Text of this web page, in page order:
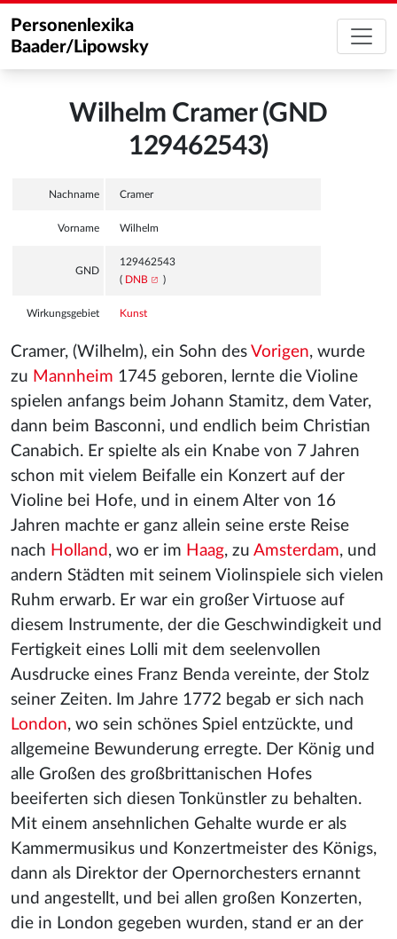
Personenlexika
Baader/Lipowsky
Wilhelm Cramer (GND
129462543)
Nachname Cramer
Vorname Wilhelm
GND
129462543
( DNB )
Wirkungsgebiet Kunst
Cramer, (Wilhelm), ein Sohn des Vorigen, wurde
zu Mannheim 1745 geboren, lernte die Violine
spielen anfangs beim Johann Stamitz, dem Vater,
dann beim Basconni, und endlich beim Christian
Canabich. Er spielte als ein Knabe von 7 Jahren
schon mit vielem Beifalle ein Konzert auf der
Violine bei Hofe, und in einem Alter von 16
Jahren machte er ganz allein seine erste Reise
nach Holland , wo er im Haag, zu Amsterdam, und
andern Städten mit seinem Violinspiele sich vielen
Ruhm erwarb. Er war ein großer Virtuose auf
diesem Instrumente, der die Geschwindigkeit und
Fertigkeit eines Lolli mit dem seelenvollen
Ausdrucke eines Franz Benda vereinte, der Stolz
seiner Zeiten. Im Jahre 1772 begab er sich nach
London, wo sein schönes Spiel entzückte, und
allgemeine Bewunderung erregte. Der König und
alle Großen des großbrittanischen Hofes
beeiferten sich diesen Tonkünstler zu behalten.
Mit einem ansehnlichen Gehalte wurde er als
Kammermusikus und Konzertmeister des Königs,
dann als Direktor der Opernorchesters ernannt
und angestellt, und bei allen großen Konzerten,
die in London gegeben wurden, stand er an der